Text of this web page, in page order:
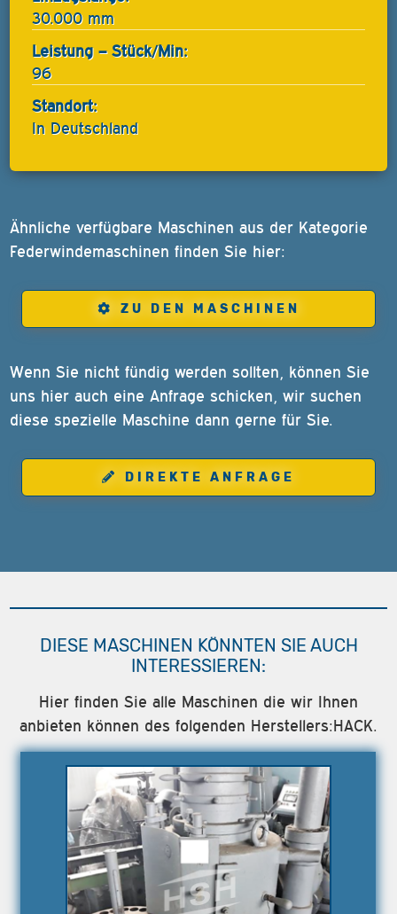
30.000 mm
Leistung – Stück/Min:
96
Standort:
In Deutschland
Ähnliche verfügbare Maschinen aus der Kategorie
Federwindemaschinen finden Sie hier:
ZU DEN MASCHINEN
Wenn Sie nicht fündig werden sollten, können Sie
uns hier auch eine Anfrage schicken, wir suchen
diese spezielle Maschine dann gerne für Sie.
DIREKTE ANFRAGE
DIESE MASCHINEN KÖNNTEN SIE AUCH
INTERESSIEREN:
Hier finden Sie alle Maschinen die wir Ihnen
anbieten können des folgenden Herstellers:HACK.